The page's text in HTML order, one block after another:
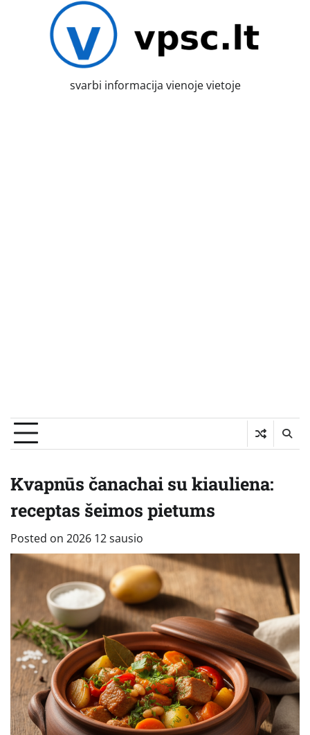
svarbi informacija vienoje vietoje
Kvapnūs čanachai su kiauliena:
receptas šeimos pietums
Posted on 2026 12 sausio